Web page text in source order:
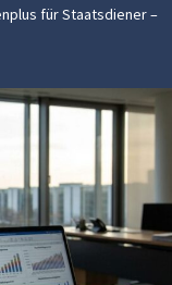
für Staatsdiener –